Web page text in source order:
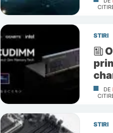
STIRI
DE
STIRI